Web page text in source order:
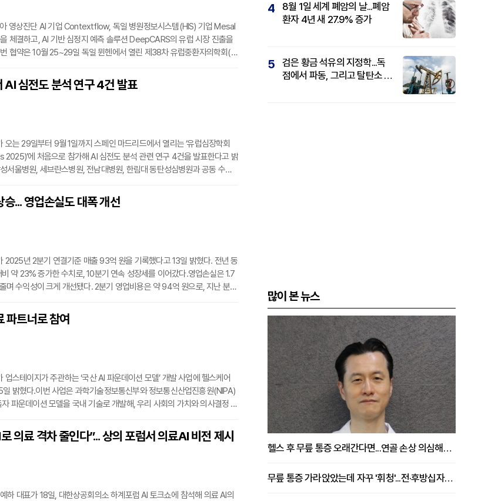
영상진단 AI 기업 Contextflow, 독일 병원정보시스템(HIS) 기업 Mesal
체결하고, AI 기반 심정지 예측 솔루션 DeepCARS의 유럽 시장 진출을
협약은 10월 25~29일 독일 뮌헨에서 열린 제38차 유럽중환자의학회(E
다.Contextflow는 자사 영상 AI 솔루션의 유럽 수가 등재 경험을 바탕으로
규제 대응을 지원한다. Mesalvo는 유럽 병원정보시스템을 제공하며, D
및 데
AI 심전도 분석 연구 4건 발표
는 29일부터 9월 1일까지 스페인 마드리드에서 열리는 ‘유럽심장학회
에 처음으로 참가해 AI 심전도 분석 관련 연구 4건을 발표한다고 밝
서울병원, 세브란스병원, 전남대병원, 한림대 동탄성심병원과 공동 수행
석(김주연 삼성서울병원 교수), 모바일 심전도 기반 심방세동 발생 예측
AI 기반 협심증 진단 성능 검증(박명수 한림대 동탄성심병원 교수), ATTR
... 영업손실도 대폭 개선
2025년 2분기 연결기준 매출 93억 원을 기록했다고 13일 밝혔다. 전년 동
약 23% 증가한 수치로, 10분기 연속 성장세를 이어갔다.영업손실은 1.7
며 수익성이 크게 개선됐다. 2분기 영업비용은 약 94억 원으로, 지난 분기
국내에서 처음으로 비급여 의료AI 시장에 진입한 이 솔루션은 병원 일반
을 예측해 환자 안전을 높이는 도구로, 전국 약 5만 병상에서 실제 사용
파트너로 참여
스테이지가 주관하는 ‘국산 AI 파운데이션 모델’ 개발 사업에 헬스케어
밝혔다.이번 사업은 과학기술정보통신부와 정보통신산업진흥원(NIPA)
파운데이션 모델을 국내 기술로 개발해, 우리 사회의 가치와 의사결정 체
양한 전문 기업들로 구성돼 있으며, 뷰노는 의료 특화 파트너로 참여해 실
이다.뷰노는 영상 판독, 병리, 생체신호 등 다양한 의료 AI 솔루션 개발 경
의료 격차 줄인다”... 상의 포럼서 의료AI 비전 제시
하 대표가 18일, 대한상공회의소 하계포럼 AI 토크쇼에 참석해 의료 AI의
4
8월 1일 세계 폐암의 날...폐암
환자 4년 새 27.9% 증가
5
검은 황금 석유의 지정학...독
점에서 파동, 그리고 탈탄소 패
많이 본 뉴스
헬스 후 무릎 통증 오래간다면...연골 손상 의심해야 [김상범 원장 칼럼]
무릎 통증 가라앉았는데 자꾸 '휘청'...전·후방십자인대 파열 확인해야 [곽우경 원장 칼럼]